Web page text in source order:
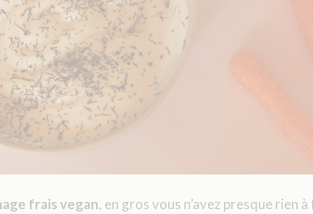
frais vegan, en gros vous n’avez presque rien